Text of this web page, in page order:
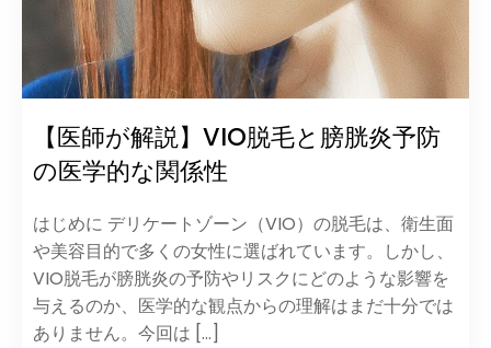
【医師が解説】VIO脱毛と膀胱炎予防
の医学的な関係性
はじめに デリケートゾーン（VIO）の脱毛は、衛生面
や美容目的で多くの女性に選ばれています。​しかし、
VIO脱毛が膀胱炎の予防やリスクにどのような影響を
与えるのか、医学的な観点からの理解はまだ十分では
ありません。​今回は […]